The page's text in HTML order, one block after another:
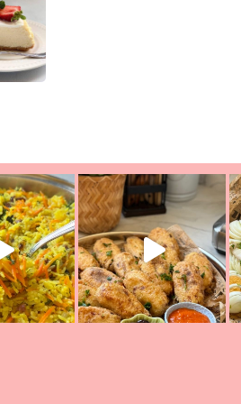
ולכבוד שבת קודשלמתכון
פיצה של תשעת הימים ולמה היא נקראת